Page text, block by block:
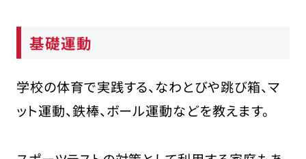
基礎運動
学校の体育で実践する、なわとびや跳び箱、マ
ット運動、鉄棒、ボール運動などを教えます。